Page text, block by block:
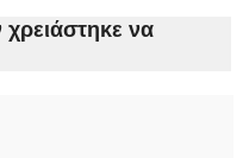
χρειάστηκε να